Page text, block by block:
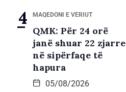
MAQEDONI E VERIUT
QMK: Për 24 orë
janë shuar 22 zjarre
në sipërfaqe të
hapura
05/08/2026